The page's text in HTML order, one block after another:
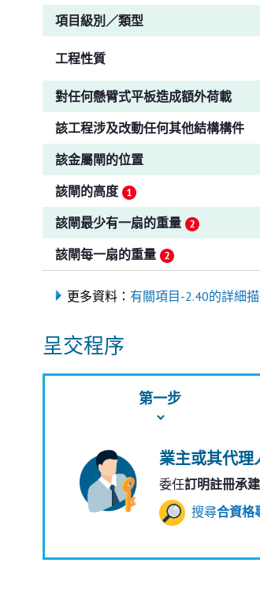
項目級別／類型
工程性質
對任何懸臂式平板造成額外荷載
該工程涉及改動任何其他結構構件
該金屬閘的位置
該閘的高度
該閘最少有一扇的重量
該閘每一扇的重量
更多資料： 有關項目-2.40的詳細
呈交程序
第一步
業主或其代理
委任訂明註冊承
搜尋合資格